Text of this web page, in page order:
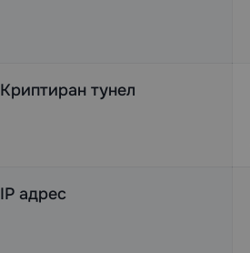
Криптиран тунел
IP адрес